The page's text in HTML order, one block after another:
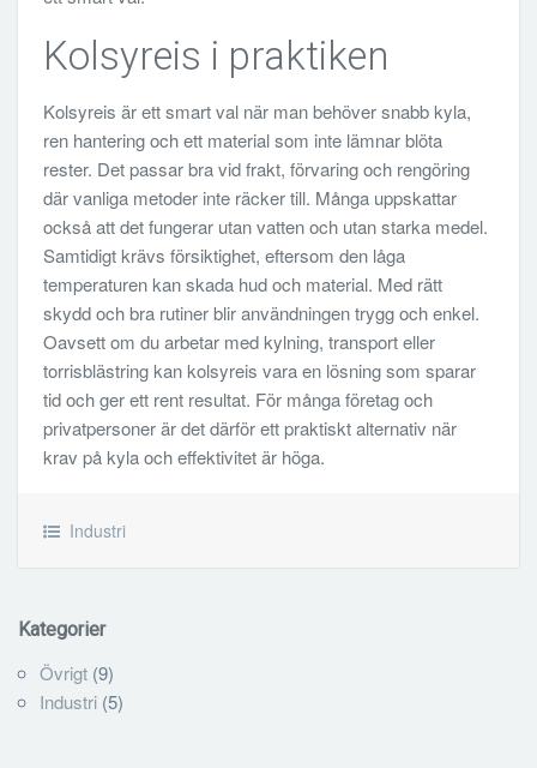
Kolsyreis i praktiken
Kolsyreis är ett smart val när man behöver snabb kyla,
ren hantering och ett material som inte lämnar blöta
rester. Det passar bra vid frakt, förvaring och rengöring
där vanliga metoder inte räcker till. Många uppskattar
också att det fungerar utan vatten och utan starka medel.
Samtidigt krävs försiktighet, eftersom den låga
temperaturen kan skada hud och material. Med rätt
skydd och bra rutiner blir användningen trygg och enkel.
Oavsett om du arbetar med kylning, transport eller
torrisblästring kan kolsyreis vara en lösning som sparar
tid och ger ett rent resultat. För många företag och
privatpersoner är det därför ett praktiskt alternativ när
krav på kyla och effektivitet är höga.
Industri
Kategorier
Övrigt (9)
Industri (5)